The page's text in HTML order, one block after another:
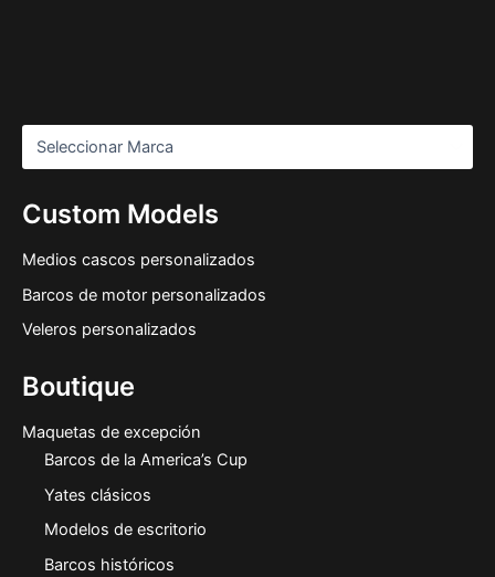
Custom Models
Medios cascos personalizados
Barcos de motor personalizados
Veleros personalizados
Boutique
Maquetas de excepción
Barcos de la America’s Cup
Yates clásicos
Modelos de escritorio
Barcos históricos